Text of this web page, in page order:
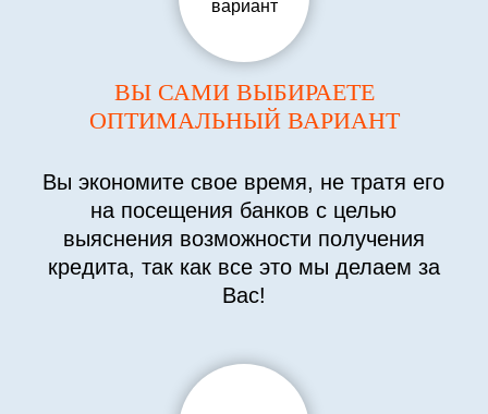
ВЫ САМИ ВЫБИРАЕТЕ
ОПТИМАЛЬНЫЙ ВАРИАНТ
Вы экономите свое время, не тратя его
на посещения банков с целью
выяснения возможности получения
кредита, так как все это мы делаем за
Вас!